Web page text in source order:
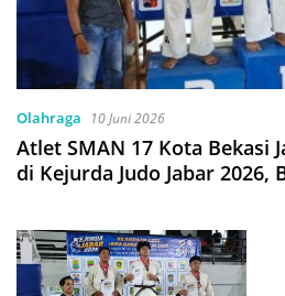
Olahraga 10 Juni 2026
Atlet SMAN 17 Kota Bekasi
di Kejurda Judo Jabar 2026,